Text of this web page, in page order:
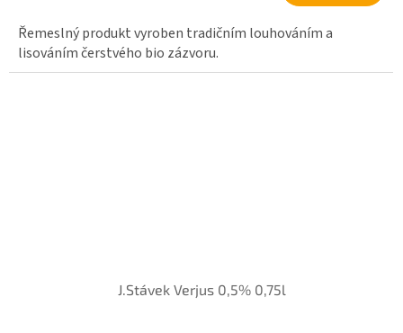
Řemeslný produkt vyroben tradičním louhováním a
lisováním čerstvého bio zázvoru.
J.Stávek Verjus 0,5% 0,75l